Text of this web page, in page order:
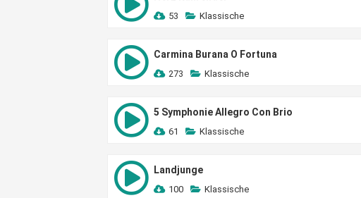
53 Klassische
Carmina Burana O Fortuna
273 Klassische
5 Symphonie Allegro Con Brio
61 Klassische
Landjunge
100 Klassische